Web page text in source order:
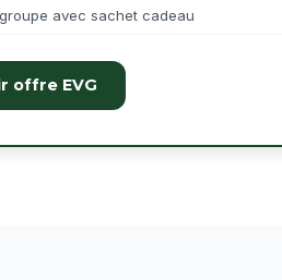
avec sachet cadeau
offre EVG